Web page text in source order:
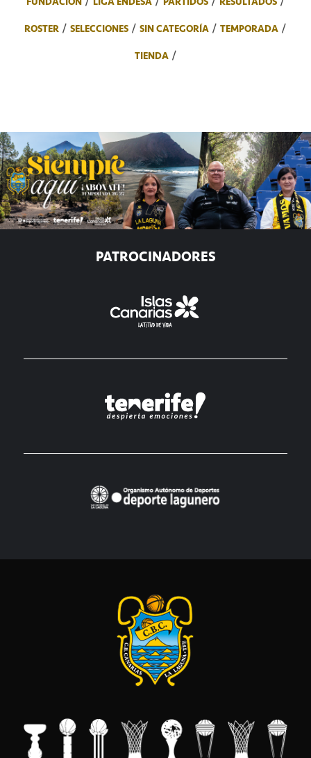
ROSTER
SELECCIONES SIN CATEGORÍA
TEMPORADA
TIENDA
PATROCINADORES